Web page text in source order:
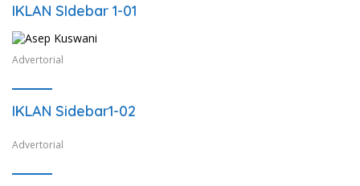
IKLAN SIdebar 1-01
Advertorial
IKLAN Sidebar1-02
Advertorial